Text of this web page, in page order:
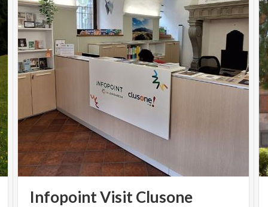
InfopointVisitClusone